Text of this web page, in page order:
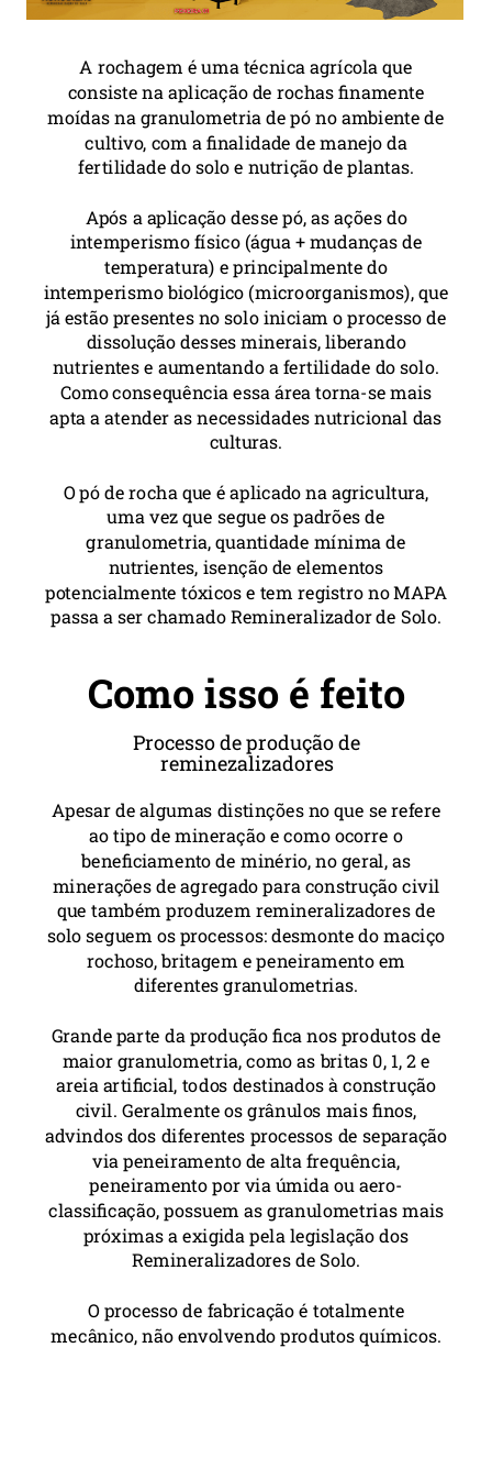
Como isso é feito
Processo de produção de
reminezalizadores
A rochagem é uma técnica agrícola que
consiste na aplicação de rochas finamente
moídas na granulometria de pó no ambiente de
cultivo, com a finalidade de manejo da
fertilidade do solo e nutrição de plantas.
Após a aplicação desse pó, as ações do
intemperismo físico (água + mudanças de
temperatura) e principalmente do
intemperismo biológico (microorganismos), que
já estão presentes no solo iniciam o processo de
dissolução desses minerais, liberando
nutrientes e aumentando a fertilidade do solo.
Como consequência essa área torna-se mais
apta a atender as necessidades nutricional das
culturas.
O pó de rocha que é aplicado na agricultura,
uma vez que segue os padrões de
granulometria, quantidade mínima de
nutrientes, isenção de elementos
potencialmente tóxicos e tem registro no MAPA
passa a ser chamado Remineralizador de Solo.
Apesar de algumas distinções no que se refere
ao tipo de mineração e como ocorre o
beneficiamento de minério, no geral, as
minerações de agregado para construção civil
que também produzem remineralizadores de
solo seguem os processos: desmonte do maciço
rochoso, britagem e peneiramento em
diferentes granulometrias.
Grande parte da produção fica nos produtos de
maior granulometria, como as britas 0, 1, 2 e
areia artificial, todos destinados à construção
civil. Geralmente os grânulos mais finos,
advindos dos diferentes processos de separação
via peneiramento de alta frequência,
peneiramento por via úmida ou aero-
classificação, possuem as granulometrias mais
próximas a exigida pela legislação dos
Remineralizadores de Solo.
O processo de fabricação é totalmente
mecânico, não envolvendo produtos químicos.